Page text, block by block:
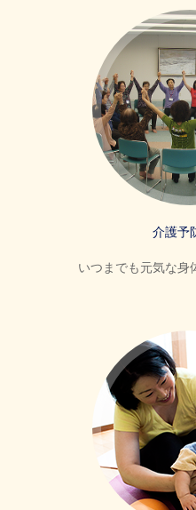
介護予
いつまでも元気な身